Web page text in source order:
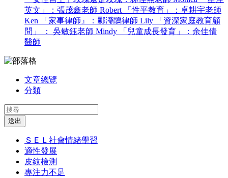
英文」：張茂鑫老師 Robert
「性平教育」：卓耕宇老師
Ken
「家事律師』：酈瀅鵑律師 Lily
「資深家庭教育顧
問」 ： 吳敏鈺老師 Mindy
「兒童成長發育」：余佳倩
醫師
文章總覽
分類
送出
ＳＥＬ社會情緒學習
適性發展
皮紋檢測
專注力不足